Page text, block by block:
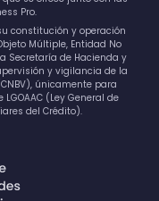
Pro.
constitución y operación
Múltiple, Entidad No
Secretaría de Hacienda y
y vigilancia de la
únicamente para
(Ley General de
del Crédito).